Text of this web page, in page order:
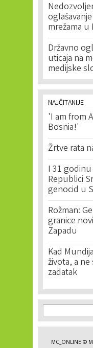
mrežama u
Državno
uticaja na
medijske
NAJČITANIJE
'I am from
Bosnia!'
Žrtve rata
I 31
Republici
genocid u
Rožman:
granice
Zapadu
Kad
života, a
zadatak
Search
Search
MC_ONLINE ©